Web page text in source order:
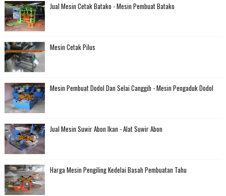
Jual Mesin Cetak Batako - Mesin Pembuat Batako
Mesin Cetak Pilus
Mesin Pembuat Dodol Dan Selai Canggih - Mesin Pengaduk Dodol
Jual Mesin Suwir Abon Ikan - Alat Suwir Abon
Harga Mesin Pengiling Kedelai Basah Pembuatan Tahu